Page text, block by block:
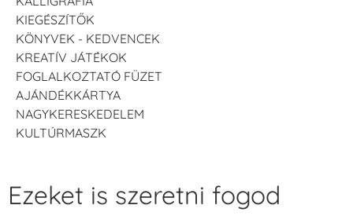
KIEGÉSZÍTŐK
KÖNYVEK - KEDVENCEK
KREATÍV JÁTÉKOK
FOGLALKOZTATÓ FÜZET
AJÁNDÉKKÁRTYA
NAGYKERESKEDELEM
KULTÚRMASZK
Ezeket is szeretni fogod